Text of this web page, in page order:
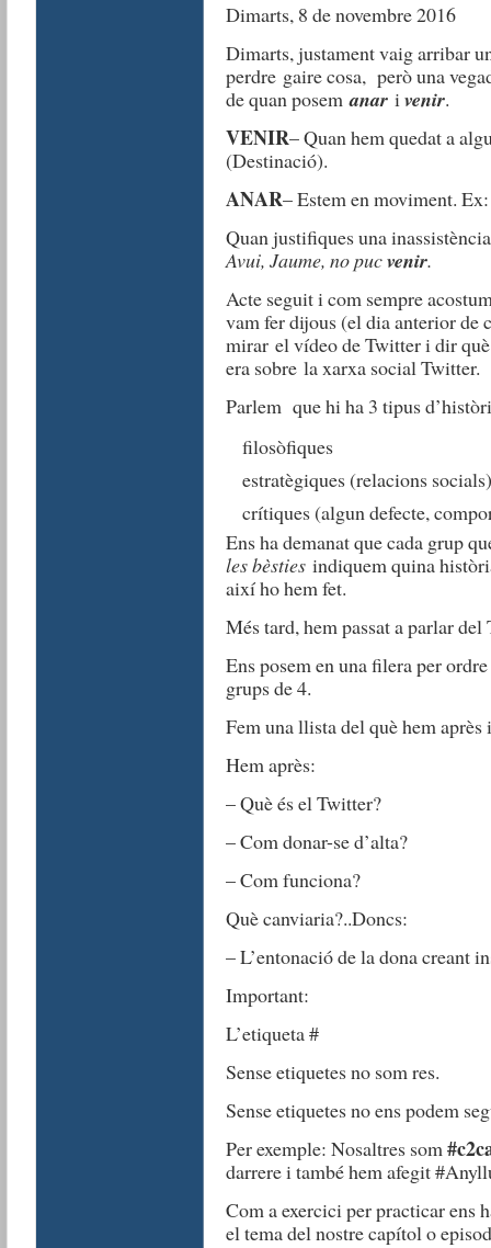
Dimarts, 8 de novembre 2016
Dimarts, justament vaig arribar
perdre gaire cosa, però una
de quan posemanar ivenir.
VENIR– Quan hem quedat a
(Destinació).
ANAR– Estem en moviment. Ex:
Quan justifiques una
Avui, Jaume, no pucvenir.
Acte seguit i com sempre
vam fer dijous (el dia anterior de
mirar el vídeo de Twitter i dir
era sobre la xarxa social Twitter.
Parlem que hi ha 3 tipus
filosòfiques
estratègiques (relacions socials)
crítiques (algun defecte,
Ens ha demanat que cada grup
les bèstiesindiquem quina
així ho hem fet.
Més tard, hem passat a parlar del
Ens posem en una filera per
grups de 4.
Fem una llista del què hem après
Hem après:
– Què és el Twitter?
– Com donar-se d’alta?
– Com funciona?
Què canviaria?..Doncs:
– L’entonació de la dona creant
Important:
L’etiqueta #
Sense etiquetes no som res.
Sense etiquetes no ens podem
Per exemple: Nosaltres som
darrere i també hem afegit
Com a exercici per practicar ens
el tema del nostre capítol o